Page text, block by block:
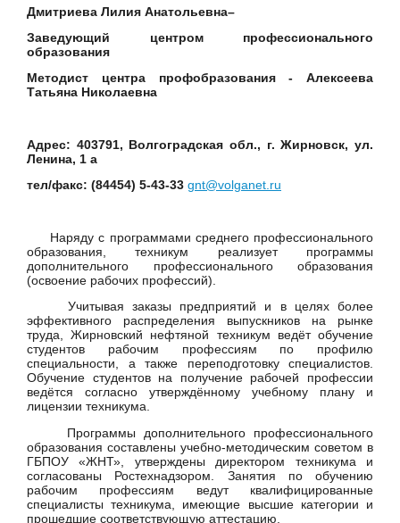
Дмитриева Лилия Анатольевна–
Заведующий центром профессионального
образования
Методист центра профобразования - Алексеева
Татьяна Николаевна
Адрес: 403791, Волгоградская обл., г. Жирновск, ул.
Ленина, 1 а
тел/факс: (84454) 5-43-33 gnt@volganet.ru
Наряду с программами среднего профессионального
образования, техникум реализует программы
дополнительного профессионального образования
(освоение рабочих профессий).
Учитывая заказы предприятий и в целях более
эффективного распределения выпускников на рынке
труда, Жирновский нефтяной техникум ведёт обучение
студентов рабочим профессиям по профилю
специальности, а также переподготовку специалистов.
Обучение студентов на получение рабочей профессии
ведётся согласно утверждённому учебному плану и
лицензии техникума.
Программы дополнительного профессионального
образования составлены учебно-методическим советом в
ГБПОУ «ЖНТ», утверждены директором техникума и
согласованы Ростехнадзором. Занятия по обучению
рабочим профессиям ведут квалифицированные
специалисты техникума, имеющие высшие категории и
прошедшие соответствующую аттестацию.